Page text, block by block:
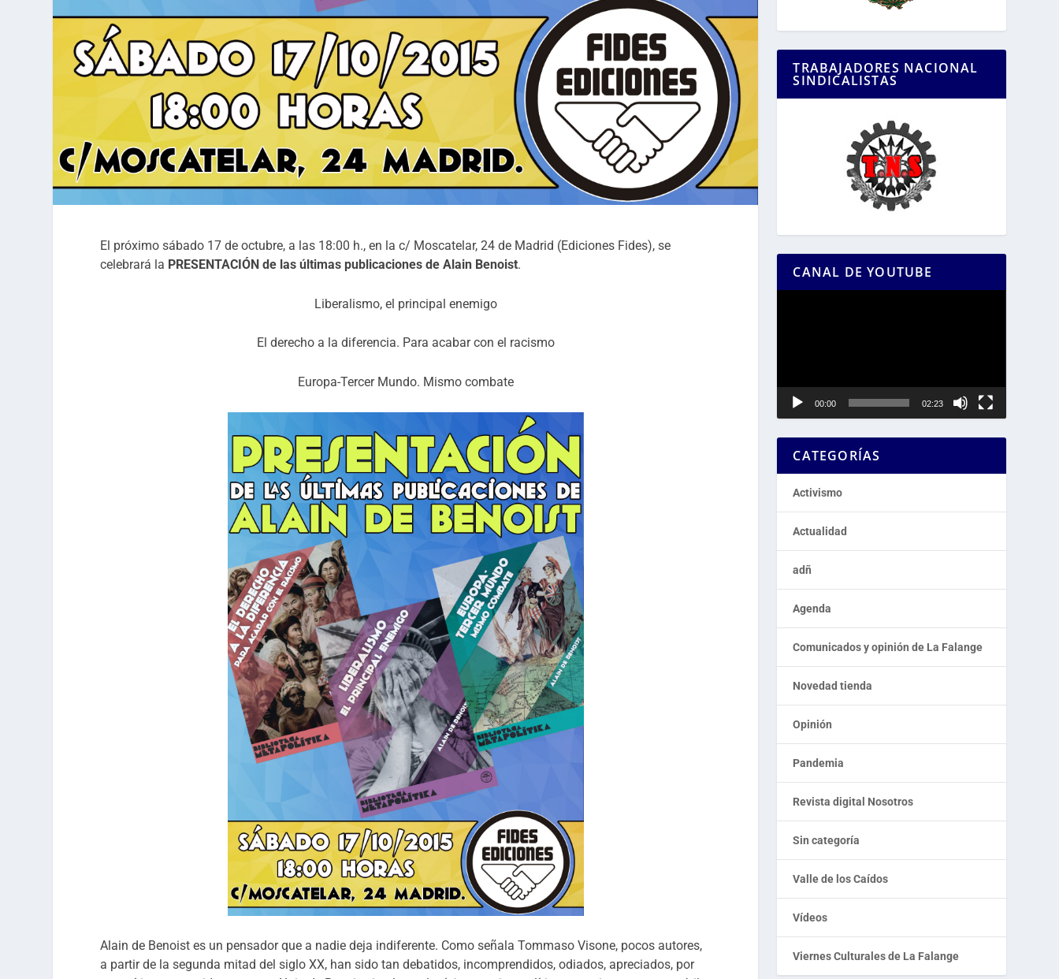
El próximo sábado 17 de octubre, a las 18:00 h., en la c/ Moscatelar, 24 de Madrid (Ediciones Fides), se
celebrará la PRESENTACIÓN de las últimas publicaciones de Alain Benoist.
Liberalismo, el principal enemigo
El derecho a la diferencia. Para acabar con el racismo
Europa-Tercer Mundo. Mismo combate
Alain de Benoist es un pensador que a nadie deja indiferente. Como señala Tommaso Visone, pocos autores,
a partir de la segunda mitad del siglo XX, han sido tan debatidos, incomprendidos, odiados, apreciados, por
TRABAJADORES NACIONAL
SINDICALISTAS
CANAL DE YOUTUBE
00:00 02:23
CATEGORÍAS
Activismo
Actualidad
adñ
Agenda
Comunicados y opinión de La Falange
Novedad tienda
Opinión
Pandemia
Revista digital Nosotros
Sin categoría
Valle de los Caídos
Vídeos
Viernes Culturales de La Falange